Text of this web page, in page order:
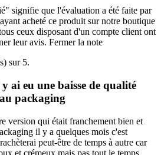
signifie que l'évaluation a été faite par
acheté ce produit sur notre boutique
ceux disposant d'un compte client ont
leur avis. Fermer la note
sur 5.
ai eu une baisse de qualité
packaging
version qui était franchement bien et
il y a quelques mois c'est
peut-être de temps à autre car
et crémeux mais pas tout le temps.